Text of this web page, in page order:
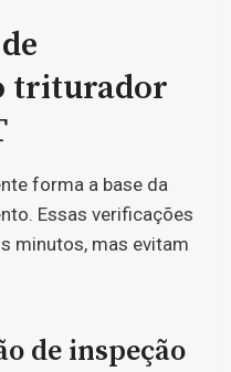
triturador
forma a base da
Essas verificações
minutos, mas evitam
de inspeção